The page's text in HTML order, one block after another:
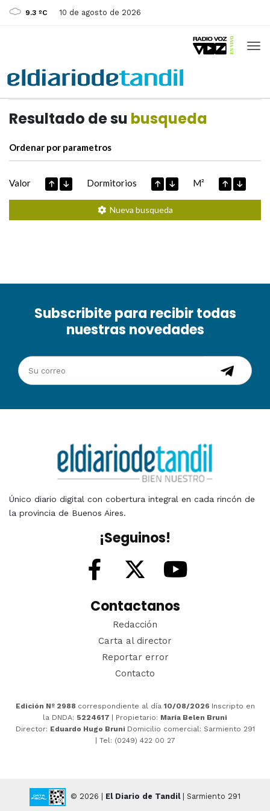
9.3 ºC 10 de agosto de 2026
Resultado de su busqueda
Ordenar por parametros
Valor Dormitorios M²
Nueva busqueda
Subscribite para recibir todas
nuestras novedades
Único diario digital con cobertura integral en cada rincón de
la provincia de Buenos Aires.
¡Seguinos!
Contactanos
Redacción
Carta al director
Reportar error
Contacto
Edición Nº 2988 correspondiente al día 10/08/2026 Inscripto en
la DNDA: 5224617 | Propietario: María Belen Bruni
Director: Eduardo Hugo Bruni Domicilio comercial: Sarmiento 291
| Tel: (0249) 422 00 27
© 2026 | El Diario de Tandil| Sarmiento 291